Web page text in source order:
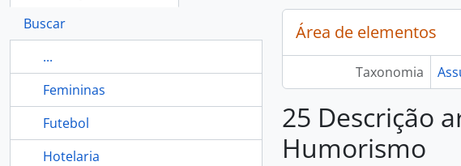
Buscar
...
Femininas
Futebol
Hotelaria
Área de elementos
Taxonomia
25 Descrição
Humorismo